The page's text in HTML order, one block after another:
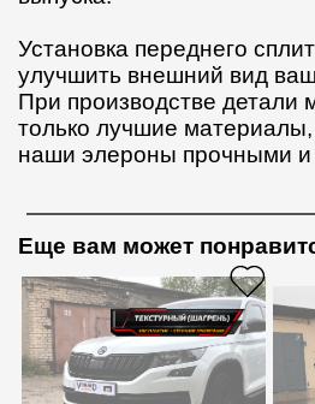
Установка переднего
улучшить внешний вид
При производстве детали
только лучшие
наши элероны прочными и
Еще вам может